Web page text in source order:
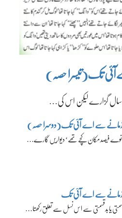
تک(تیسرا حصہ)
گزارے لیکن اس کی…
سے اے آئی تک(دوسرا حصہ)
فیصد مکان کچے تھے‘ دیواریں گارے…
سے اے آئی تک
یا بدقسمتی سے اس نسل سے تعلق رکھتا…